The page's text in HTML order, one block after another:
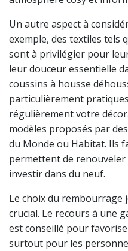
Un autre aspect à
exemple, des textiles tels
sont à privilégier pour
leur douceur essentielle
coussins à housse
particulièrement
régulièrement votre
modèles proposés par
du Monde ou Habitat. Ils
permettent de renouveler
investir dans du neuf.
Le choix du rembourrage
crucial. Le recours à une
est conseillé pour
surtout pour les